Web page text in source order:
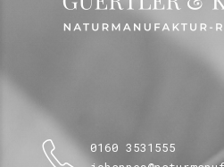
0160 3531555